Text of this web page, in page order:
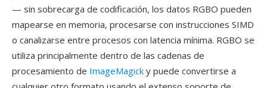
— sin sobrecarga de codificación, los datos RGBO pueden
mapearse en memoria, procesarse con instrucciones SIMD
o canalizarse entre procesos con latencia mínima. RGBO se
utiliza principalmente dentro de las cadenas de
procesamiento de ImageMagick y puede convertirse a